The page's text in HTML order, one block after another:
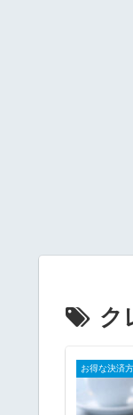
ク
お得な決済